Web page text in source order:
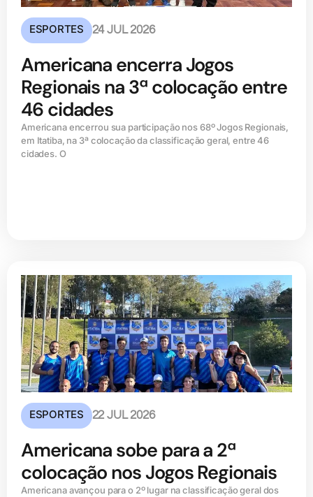
ESPORTES 24 JUL 2026
Americana encerra Jogos
Regionais na 3ª colocação entre
46 cidades
Americana encerrou sua participação nos 68º Jogos Regionais,
em Itatiba, na 3ª colocação da classificação geral, entre 46
cidades. O
ESPORTES 22 JUL 2026
Americana sobe para a 2ª
colocação nos Jogos Regionais
Americana avançou para o 2º lugar na classificação geral dos